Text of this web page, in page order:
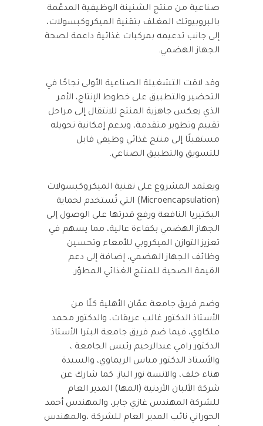
صناعية من منتج الشنينة الوظيفية المدعّمة
بالبروبيوتك المغلف بتقنية الميكروكبسولات،
إلى جانب تدعيمه بمركبات غذائية داعمة لصحة
الجهاز الهضمي.
وقد لاقت التشغيلة الصناعية الأولى نجاحًا في
التحضير والتطبيق على خطوط الإنتاج، الأمر
الذي يعكس جاهزية المنتج للانتقال إلى مراحل
تقييم وتطوير متقدمة، ويدعم إمكانية تحويله
مستقبلًا إلى منتج غذائي وظيفي قابل
للتسويق والتطبيق الصناعي.
ويعتمد المشروع على تقنية الميكروكبسولات
(Microencapsulation) التي تُستخدم لحماية
البكتيريا النافعة ورفع قدرتها على الوصول إلى
الجهاز الهضمي بكفاءة عالية، مما يسهم في
تعزيز التوازن الميكروبي للأمعاء وتحسين
وظائف الجهاز الهضمي، إضافة إلى دعم
القيمة الصحية للمنتج الغذائي المطوّر.
وضم فريق جامعة عمّان الأهلية كلًا من
الأستاذ الدكتور غالب عريقات، والدكتور محمد
ملكاوي، فيما ضم فريق جامعة البترا الأستاذ
الدكتور رامي عبدالرحيم رئيس الجامعة ،
والأستاذ الدكتور مياس الريماوي، والسيدة
هناء خلف، والآنسة نور الباز. كما شارك عن
شركة الألبان الأردنية (المها) المدير العام
للشركة المهندس غازي جابر، والمهندس أحمد
الحوراني نائب المدير العام للشركة ،والمهندس